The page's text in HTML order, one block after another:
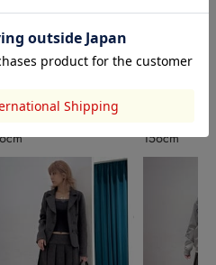
156cm